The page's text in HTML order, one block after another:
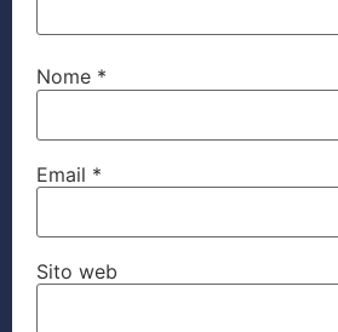
Nome *
Email *
Sito web